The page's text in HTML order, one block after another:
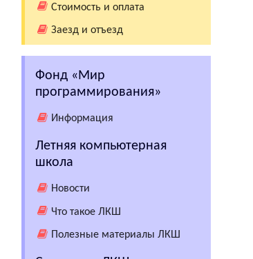
Стоимость и оплата
Заезд и отъезд
Фонд «Мир
программирования»
Информация
Летняя компьютерная
школа
Новости
Что такое ЛКШ
Полезные материалы ЛКШ